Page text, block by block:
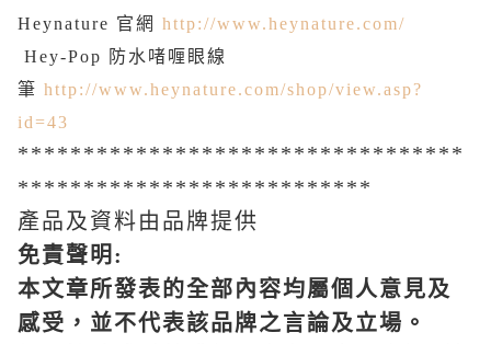
Heynature 官網 http://www.heynature.com/
Hey-Pop 防水啫喱眼線
筆 http://www.heynature.com/shop/view.asp?
id=43
**********************************
***************************
產品及資料由品牌提供
免責聲明 :
本文章所發表的全部內容均屬個人意見及
感受，並不代表該品牌之言論及立場。